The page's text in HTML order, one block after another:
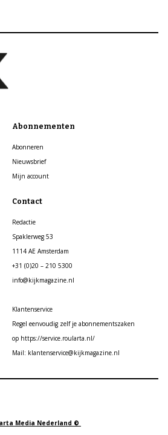
Abonnementen
Abonneren
Nieuwsbrief
Mijn account
Contact
Redactie
Spaklerweg 53
1114 AE Amsterdam
+31 (0)20 – 210 5300
info@kijkmagazine.nl
Klantenservice
Regel eenvoudig zelf je abonnementszaken
op https://service.roularta.nl/
Mail: klantenservice@kijkmagazine.nl
Media Nederland ©